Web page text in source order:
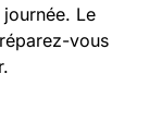
Le
vous